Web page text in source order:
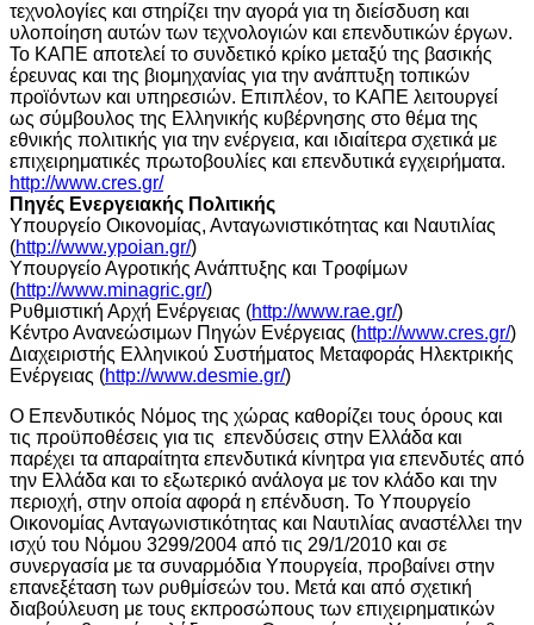
τεχνολογίες και στηρίζει την αγορά για τη διείσδυση και
υλοποίηση αυτών των τεχνολογιών και επενδυτικών έργων.
Το ΚΑΠΕ αποτελεί το συνδετικό κρίκο μεταξύ της βασικής
έρευνας και της βιομηχανίας για την ανάπτυξη τοπικών
προϊόντων και υπηρεσιών. Επιπλέον, το ΚΑΠΕ λειτουργεί
ως σύμβουλος της Ελληνικής κυβέρνησης στο θέμα της
εθνικής πολιτικής για την ενέργεια, και ιδιαίτερα σχετικά με
επιχειρηματικές πρωτοβουλίες και επενδυτικά εγχειρήματα.
http://www.cres.gr/
Πηγές Ενεργειακής Πολιτικής
Υπουργείο Οικονομίας, Ανταγωνιστικότητας και Ναυτιλίας
(http://www.ypoian.gr/)
Υπουργείο Αγροτικής Ανάπτυξης και Τροφίμων
(http://www.minagric.gr/)
Ρυθμιστική Αρχή Ενέργειας (http://www.rae.gr/)
Κέντρο Ανανεώσιμων Πηγών Ενέργειας (http://www.cres.gr/)
Διαχειριστής Ελληνικού Συστήματος Μεταφοράς Ηλεκτρικής
Ενέργειας (http://www.desmie.gr/)
Ο Επενδυτικός Νόμος της χώρας καθορίζει τους όρους και
τις προϋποθέσεις για τις επενδύσεις στην Ελλάδα και
παρέχει τα απαραίτητα επενδυτικά κίνητρα για επενδυτές από
την Ελλάδα και το εξωτερικό ανάλογα με τον κλάδο και την
περιοχή, στην οποία αφορά η επένδυση. Το Υπουργείο
Οικονομίας Ανταγωνιστικότητας και Ναυτιλίας αναστέλλει την
ισχύ του Νόμου 3299/2004 από τις 29/1/2010 και σε
συνεργασία με τα συναρμόδια Υπουργεία, προβαίνει στην
επανεξέταση των ρυθμίσεών του. Μετά και από σχετική
διαβούλευση με τους εκπροσώπους των επιχειρηματικών